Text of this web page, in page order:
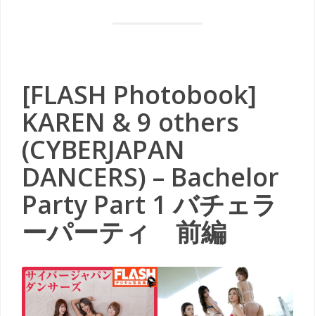
[FLASH Photobook]
KAREN & 9 others
(CYBERJAPAN
DANCERS) – Bachelor
Party Part 1 バチェラ
ーパーティ 前編